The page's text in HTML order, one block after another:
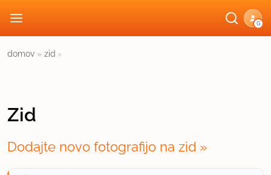
G
domov » zid ›
Zid
Dodajte novo fotografijo na zid